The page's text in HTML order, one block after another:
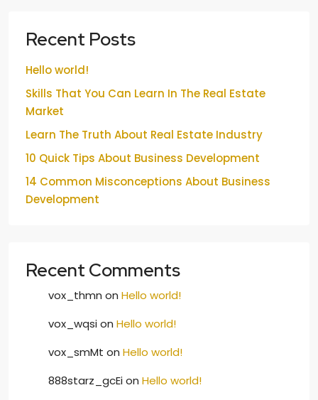
Recent Posts
Hello world!
Skills That You Can Learn In The Real Estate
Market
Learn The Truth About Real Estate Industry
10 Quick Tips About Business Development
14 Common Misconceptions About Business
Development
Recent Comments
vox_thmn on Hello world!
vox_wqsion Hello world!
vox_smMt on Hello world!
888starz_gcEion Hello world!